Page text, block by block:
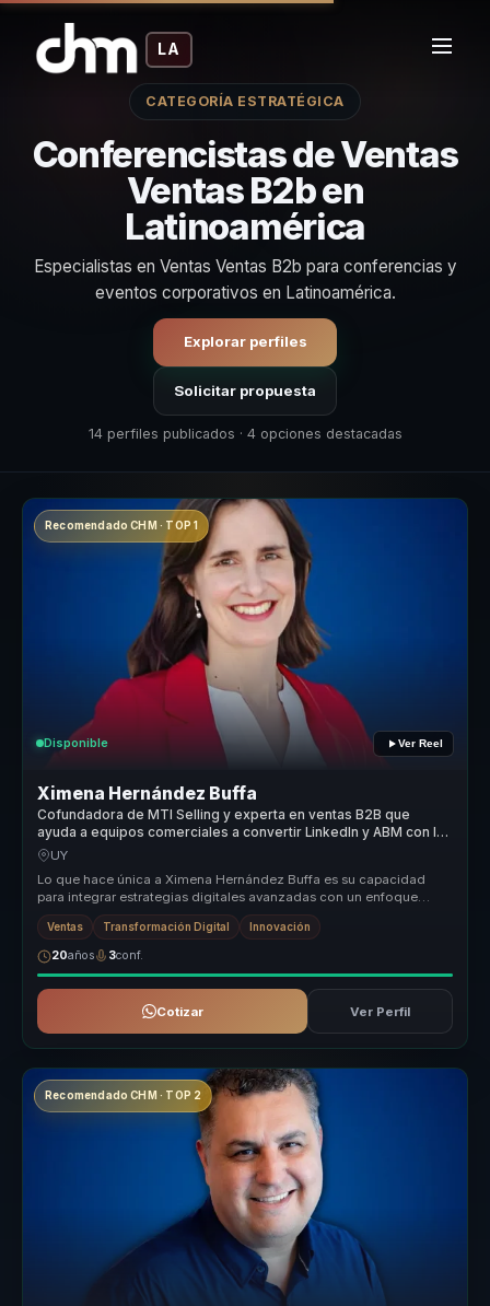
LA
CATEGORÍA ESTRATÉGICA
Conferencistas de Ventas
Ventas B2b en
Latinoamérica
Especialistas en Ventas Ventas B2b para conferencias y
eventos corporativos en Latinoamérica.
Explorar perfiles
Solicitar propuesta
14 perfiles publicados · 4 opciones destacadas
Recomendado CHM · TOP 1
Disponible Ver Reel
Ximena Hernández Buffa
Cofundadora de MTI Selling y experta en ventas B2B que
ayuda a equipos comerciales a convertir LinkedIn y ABM con IA
en negocios medibles.
UY
Lo que hace única a Ximena Hernández Buffa es su capacidad
para integrar estrategias digitales avanzadas con un enfoque
humano en el soci...
Ventas Transformación Digital Innovación
20años 3conf.
Cotizar Ver Perfil
Recomendado CHM · TOP 2